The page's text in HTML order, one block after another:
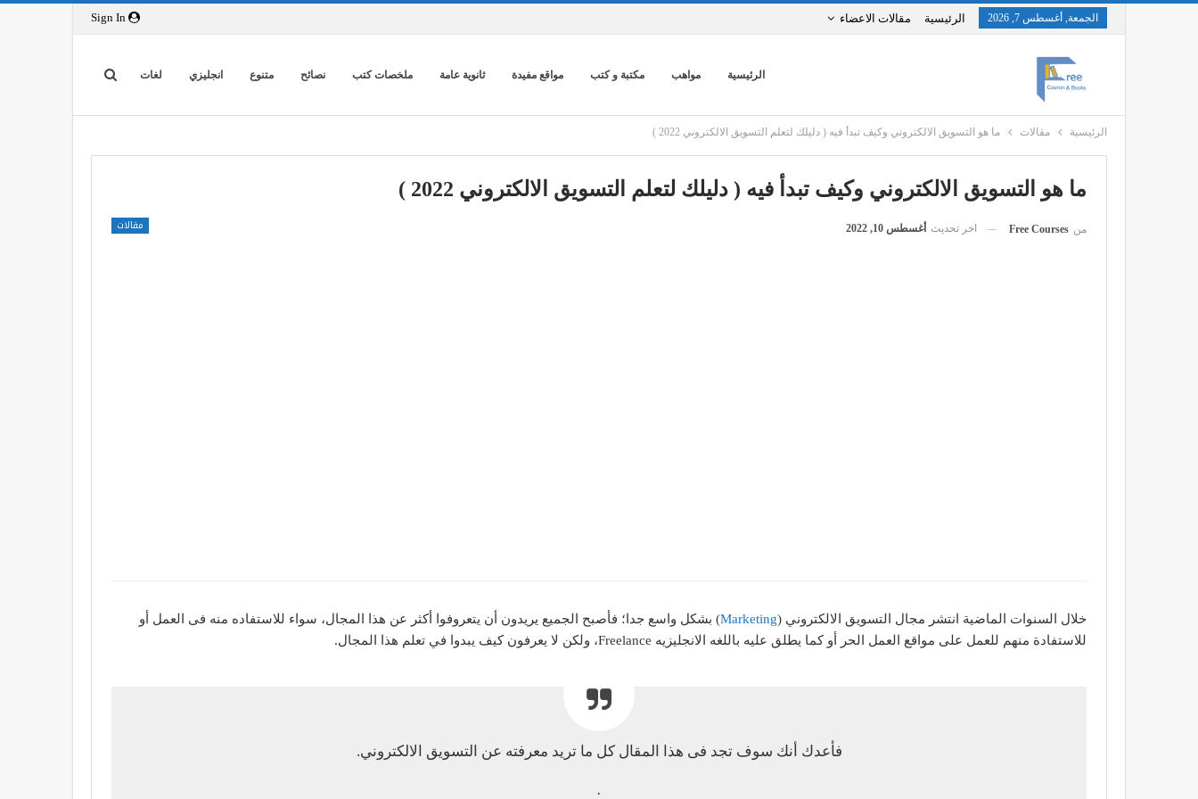
الجمعة, أغسطس 7, 2026 الرئيسية مقالات الاعضاء
الرئيسية مواهب مكتبة و كتب مواقع مفيدة ثانوية عامة ملخصات كتب نصائح متنوع انجليزي لغات
الرئيسية مقالات ما هو التسويق الالكتروني وكيف تبدأ فيه ( دليلك لتعلم التسويق الالكتروني 2022 )
ما هو التسويق الالكتروني وكيف تبدأ فيه ( دليلك لتعلم التسويق الالكتروني 2022 )
مقالات من Free Courses اخر تحديث أغسطس 10, 2022
خلال السنوات الماضية انتشر مجال التسويق الالكتروني (Marketing) بشكل واسع جدا؛ فأصبح الجميع يريدون أن يتعروفوا أكثر عن هذا المجال، سواء للاستفاده منه فى العمل أو
للاستفادة منهم للعمل على مواقع العمل الحر أو كما يطلق عليه باللغه الانجليزيه Freelance، ولكن لا يعرفون كيف يبدوا في تعلم هذا المجال.
فأعدك أنك سوف تجد فى هذا المقال كل ما تريد معرفته عن التسويق الالكتروني.
.